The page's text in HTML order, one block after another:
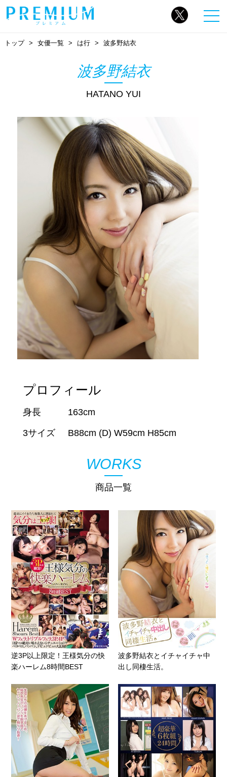
トップ 女優一覧 は行 波多野結衣
波多野結衣
HATANO YUI
プロフィール
身長 163cm
3サイズ B88cm (D) W59cm H85cm
WORKS
商品一覧
逆3P以上限定！王様気分の快
楽ハーレム8時間BEST
波多野結衣とイチャイチャ中
出し同棲生活。